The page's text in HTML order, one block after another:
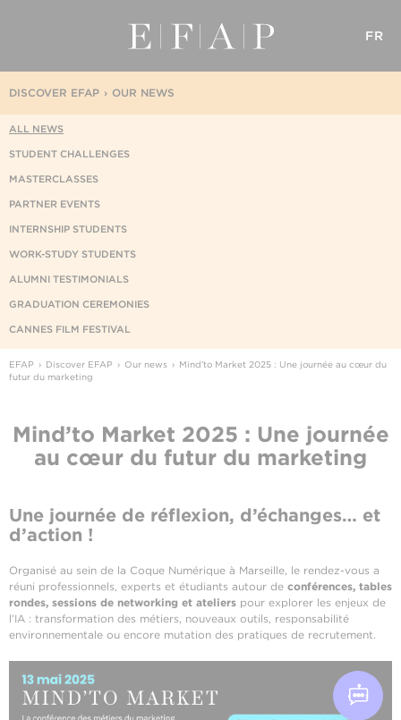
FR
OUR NEWS
DISCOVER EFAP
ALL NEWS
STUDENT CHALLENGES
MASTERCLASSES
PARTNER EVENTS
INTERNSHIP STUDENTS
WORK-STUDY STUDENTS
ALUMNI TESTIMONIALS
GRADUATION CEREMONIES
CANNES FILM FESTIVAL
EFAP Discover EFAP Our news
Mind’to Market 2025 : Une journée au cœur du
futur du marketing
Mind’to Market 2025 : Une journée
au cœur du futur du marketing
Une journée de réflexion, d’échanges… et
d’action !
Organisé au sein de la Coque Numérique à Marseille, le rendez-vous a
réuni professionnels, experts et étudiants autour de conférences, tables
rondes, sessions de networking et ateliers pour explorer les enjeux de
l’IA : transformation des métiers, nouveaux outils, responsabilité
environnementale ou encore mutation des pratiques de recrutement.